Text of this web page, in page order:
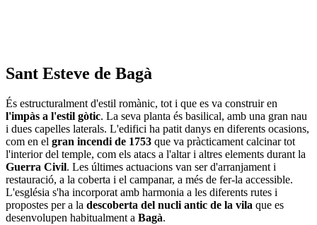
Sant Esteve de Bagà
És estructuralment d'estil romànic, tot i que es va construir en
l'impàs a l'estil gòtic. La seva planta és basilical, amb una gran nau
i dues capelles laterals. L'edifici ha patit danys en diferents ocasions,
com en el gran incendi de 1753 que va pràcticament calcinar tot
l'interior del temple, com els atacs a l'altar i altres elements durant la
Guerra Civil. Les últimes actuacions van ser d'arranjament i
restauració, a la coberta i el campanar, a més de fer-la accessible.
L'església s'ha incorporat amb harmonia a les diferents rutes i
propostes per a la descoberta del nucli antic de la vila que es
desenvolupen habitualment a Bagà.